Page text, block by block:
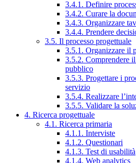
3.4.1. Definire
3.4.2. Curare la
3.4.3. Organizzare
3.4.4. Prendere
3.5. Il processo progettuale
3.5.1. Organizzare il
3.5.2. Comprendere
pubblico
3.5.3. Progettare i
servizio
3.5.4. Realizzare
3.5.5. Validare la
4. Ricerca progettuale
4.1. Ricerca primaria
4.1.1. Interviste
4.1.2. Questionari
4.1.3. Test di usabilità
4.1.4. Web analytics